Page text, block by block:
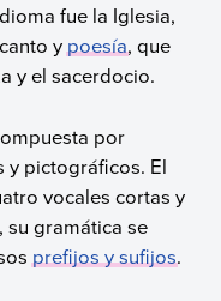
fue la Iglesia,
ypoesía, que
y el sacerdocio.
por
y pictográficos. El
vocales cortas y
su gramática se
prefijos y sufijos.